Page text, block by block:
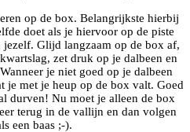
op de box. Belangrijkste hierbij
doet als je hiervoor op de piste
Glijd langzaam op de box af,
zet druk op je dalbeen en
je niet goed op je dalbeen
je met je heup op de box valt. Goed
durven! Nu moet je alleen de box
terug in de vallijn en dan volgen
een baas ;-).